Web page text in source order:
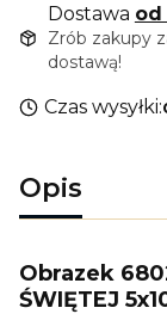
Dostawa od
Zrób zakupy
dostawą!
Czas wysyłki:
Opis
Obrazek
ŚWIĘTEJ